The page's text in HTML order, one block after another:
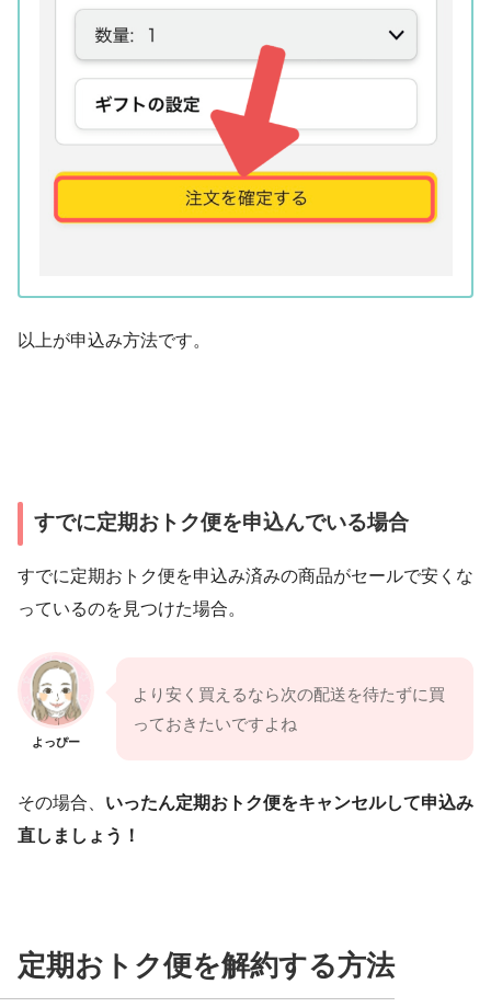
以上が申込み方法です。
すでに定期おトク便を申込んでいる場合
すでに定期おトク便を申込み済みの商品がセールで安くな
っているのを見つけた場合。
よっぴー
より安く買えるなら次の配送を待たずに買
っておきたいですよね
その場合、 いったん定期おトク便をキャンセルして申込み
直しましょう！
定期おトク便を解約する方法